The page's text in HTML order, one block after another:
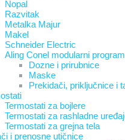
Nopal
Razvitak
Metalka Majur
Makel
Schneider Electric
Aling Conel modularni program
Dozne i prirubnice
Maske
Prekidači, priključnice i
Termostati za bojlere
Termostati za rashladne
Termostati za grejna tela
i prenosne utičnice